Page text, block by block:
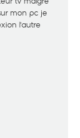
mon pc je
l'autre